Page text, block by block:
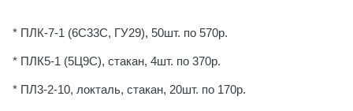
* ПЛК-7-1 (6С33С, ГУ29), 50шт. по 570р.
* ПЛК5-1 (5Ц9С), стакан, 4шт. по 370р.
* ПЛ3-2-10, локталь, стакан, 20шт. по 170р.